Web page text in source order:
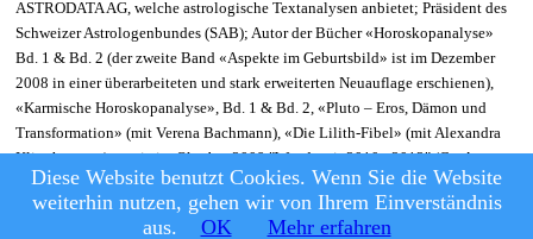
Diese Website benutzt Cookies. Wenn Sie die Website
weiterhin nutzen, gehen wir von Ihrem Einverständnis
aus.
OK Mehr erfahren
ASTRODATA AG, welche astrologische Textanalysen anbietet; Präsident des
Schweizer Astrologenbundes (SAB); Autor der Bücher «Horoskopanalyse»
Bd. 1 & Bd. 2 (der zweite Band «Aspekte im Geburtsbild» ist im Dezember
2008 in einer überarbeiteten und stark erweiterten Neuauflage erschienen),
«Karmische Horoskopanalyse», Bd. 1 & Bd. 2, «Pluto – Eros, Dämon und
Transformation» (mit Verena Bachmann), «Die Lilith-Fibel» (mit Alexandra
Klinghammer), sowieim Oktober 2009 "Wendezeit 2010 - 2012" (Co-Autor
mit Alexandra Klinghammer).(E-Mail:Claude Weiss)
© Astrologie Heute, 2026 | Datenschutz und Nutzungsbedingungen
Kontakt